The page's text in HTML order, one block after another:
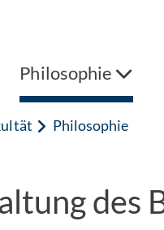
Philosophie
Philosophie
des